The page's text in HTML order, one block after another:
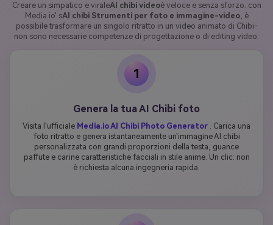
Creare un simpatico e viraleAI chibi videoè veloce e senza sforzo. con
Media.io' sAI chibi Strumenti per foto e immagine-video, è
possibile trasformare un singolo ritratto in un video animato di Chibi-
non sono necessarie competenze di progettazione o di editing video.
1
Genera la tua AI Chibi foto
Visita l'ufficiale Media.io AI Chibi Photo Generator . Carica una
foto ritratto e genera istantaneamente un'immagine AI chibi
personalizzata con grandi proporzioni della testa, guance
paffute e carine caratteristiche facciali in stile anime. Un clic: non
è richiesta alcuna ingegneria rapida.